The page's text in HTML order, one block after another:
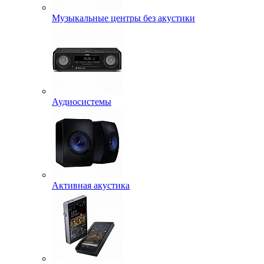
Музыкальные центры без акустики
Аудиосистемы
Активная акустика